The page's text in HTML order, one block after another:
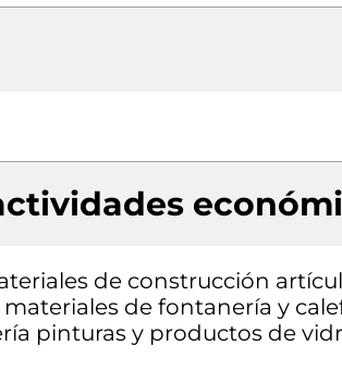
de construcción
de fontanería y
pinturas y productos de